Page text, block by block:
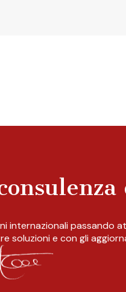
internazionali passando
soluzioni e con gli